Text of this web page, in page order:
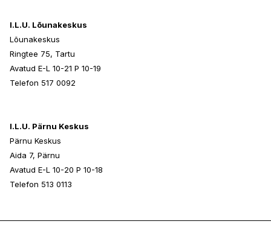
I.L.U. Lõunakeskus
Lõunakeskus
Ringtee 75, Tartu
Avatud E-L 10-21 P 10-19
Telefon 517 0092
I.L.U. Pärnu Keskus
Pärnu Keskus
Aida 7, Pärnu
Avatud E-L 10-20 P 10-18
Telefon 513 0113